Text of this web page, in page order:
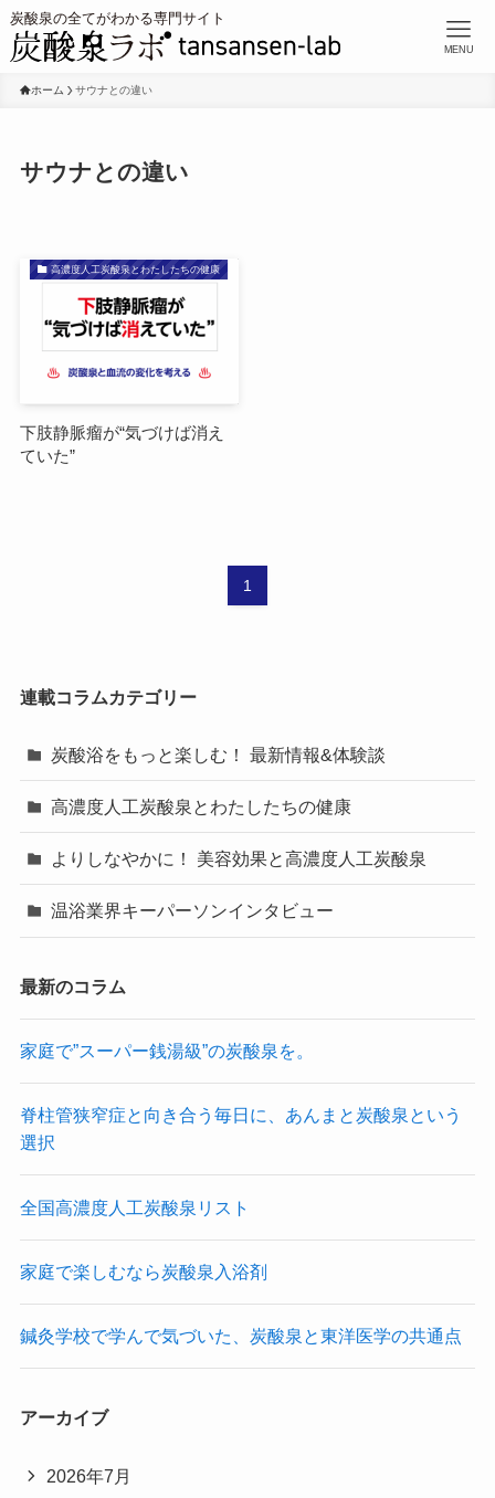
MENU
ホーム サウナとの違い
サウナとの違い
高濃度人工炭酸泉とわたしたちの健康
下肢静脈瘤が“気づけば消え
ていた”
1
連載コラムカテゴリー
炭酸浴をもっと楽しむ！ 最新情報&体験談
高濃度人工炭酸泉とわたしたちの健康
よりしなやかに！ 美容効果と高濃度人工炭酸泉
温浴業界キーパーソンインタビュー
最新のコラム
家庭で”スーパー銭湯級”の炭酸泉を。
脊柱管狭窄症と向き合う毎日に、あんまと炭酸泉という
選択
全国高濃度人工炭酸泉リスト
家庭で楽しむなら炭酸泉入浴剤
鍼灸学校で学んで気づいた、炭酸泉と東洋医学の共通点
アーカイブ
2026年7月